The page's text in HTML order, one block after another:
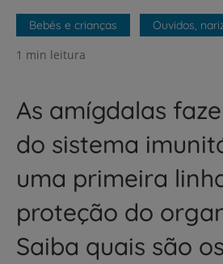
Bebés e crianças Ouvidos,
1 min leitura
As amígdalas
do sistema
uma primeira
proteção do
Saiba quais são